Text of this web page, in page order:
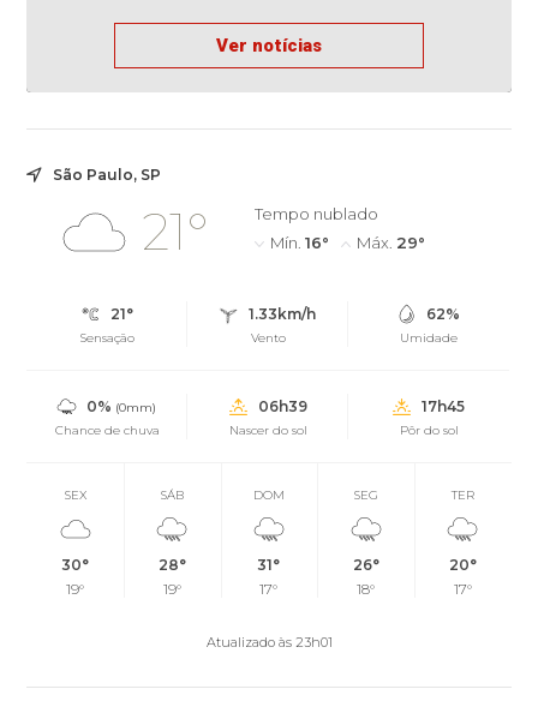
Ver notícias
São Paulo, SP
21°
Tempo nublado
Mín. 16° Máx. 29°
21°
Sensação
1.33km/h
Vento
62%
Umidade
0% (0mm)
Chance de chuva
06h39
Nascer do sol
17h45
Pôr do sol
SEX
30°
19°
SÁB
28°
19°
DOM
31°
17°
SEG
26°
18°
TER
20°
17°
Atualizado às 23h01